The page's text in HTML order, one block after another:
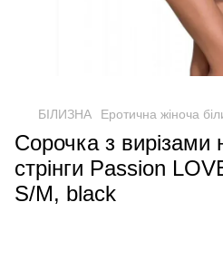
БІЛИЗНА Еротична жіноча
Сорочка з вирізами
стрінги Passion
S/M, black